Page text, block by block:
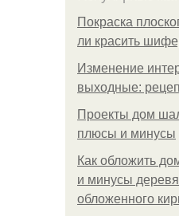
Покраска
ли красить
Изменение
выходные:
Проекты дом
плюсы и минусы
Как обложить
и минусы
обложенного